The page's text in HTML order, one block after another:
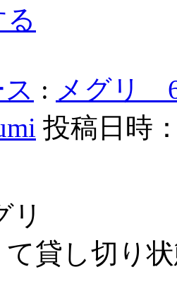
: メグリ
投稿日時
リ
貸し切り